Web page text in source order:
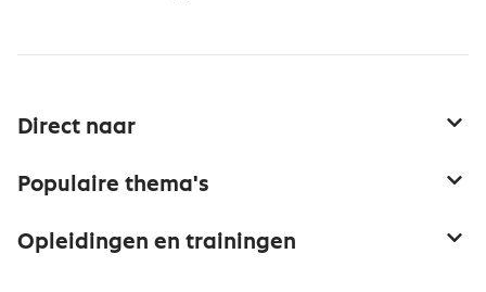
Direct naar
Netwerk en communities
Populaire thema's
Opleidingen en trainingen